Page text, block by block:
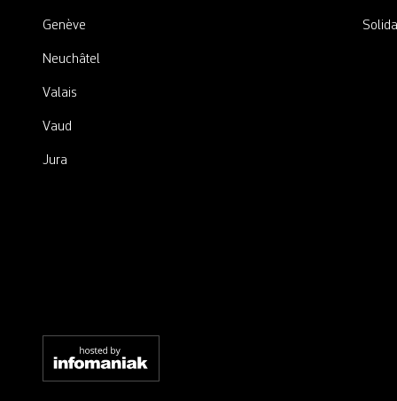
Genève
Neuchâtel
Valais
Vaud
Jura